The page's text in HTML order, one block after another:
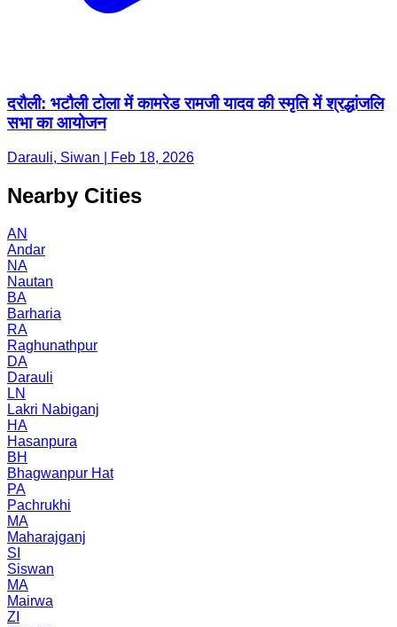
दरौली: भटौली टोला में कामरेड रामजी यादव की स्मृति में श्रद्धांजलि
सभा का आयोजन
Darauli, Siwan | Feb 18, 2026
Nearby Cities
AN
Andar
NA
Nautan
BA
Barharia
RA
Raghunathpur
DA
Darauli
LN
Lakri Nabiganj
HA
Hasanpura
BH
Bhagwanpur Hat
PA
Pachrukhi
MA
Maharajganj
SI
Siswan
MA
Mairwa
ZI